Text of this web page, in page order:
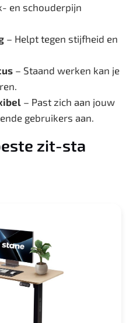
en schouderpijn
– Helpt tegen stijfheid en
– Staand werken kan je
– Past zich aan jouw
gebruikers aan.
zit-sta